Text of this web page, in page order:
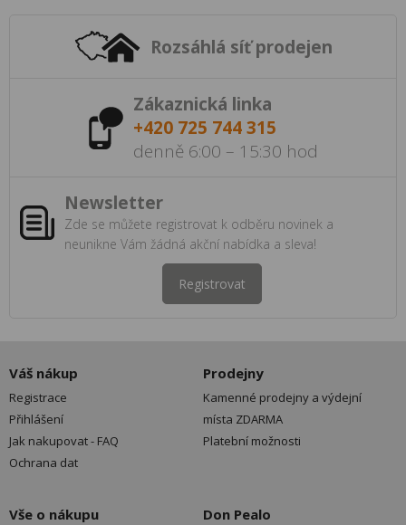
Rozsáhlá síť prodejen
Zákaznická linka
+420 725 744 315
denně 6:00 – 15:30 hod
Newsletter
Zde se můžete registrovat k odběru novinek a
neunikne Vám žádná akční nabídka a sleva!
Registrovat
Váš nákup
Registrace
Přihlášení
Jak nakupovat - FAQ
Ochrana dat
Prodejny
Kamenné prodejny a výdejní
místa ZDARMA
Platební možnosti
Vše o nákupu Don Pealo